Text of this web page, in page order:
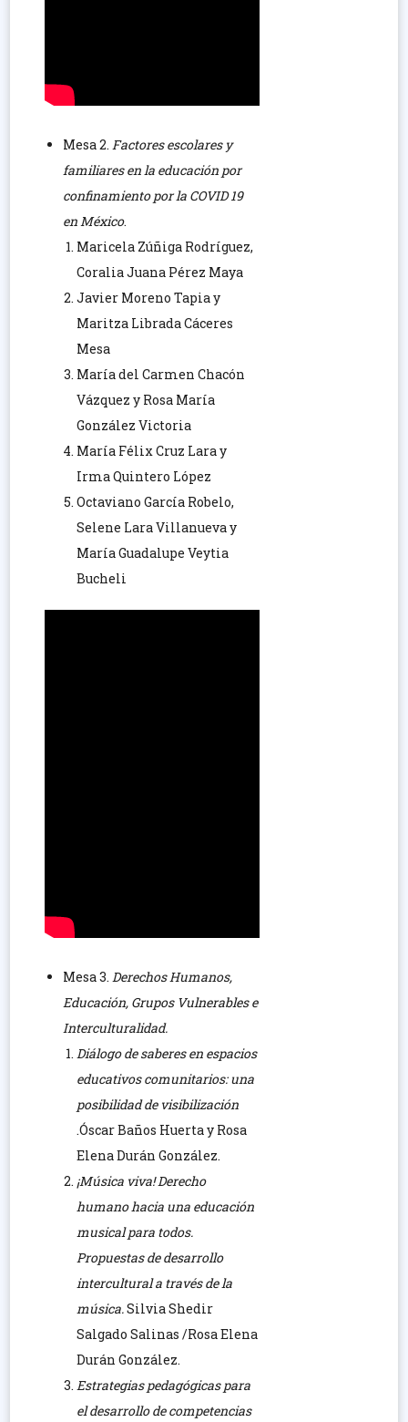
Mesa 2. Factores escolares y
familiares en la educación por
confinamiento por la COVID 19
en México.
Maricela Zúñiga Rodríguez,
Coralia Juana Pérez Maya
Javier Moreno Tapia y
Maritza Librada Cáceres
Mesa
María del Carmen Chacón
Vázquez y Rosa María
González Victoria
María Félix Cruz Lara y
Irma Quintero López
Octaviano García Robelo,
Selene Lara Villanueva y
María Guadalupe Veytia
Bucheli
Mesa 3. Derechos Humanos,
Educación, Grupos Vulnerables e
Interculturalidad.
Diálogo de saberes en espacios
educativos comunitarios: una
posibilidad de visibilización
.Óscar Baños Huerta y Rosa
Elena Durán González.
¡Música viva! Derecho
humano hacia una educación
musical para todos.
Propuestas de desarrollo
intercultural a través de la
música.Silvia Shedir
Salgado Salinas /Rosa Elena
Durán González.
Estrategias pedagógicas para
el desarrollo de competencias